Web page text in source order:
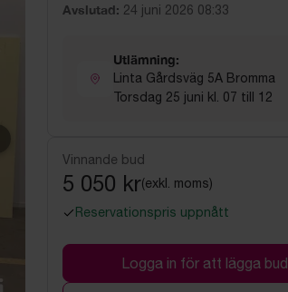
Avslutad: 24 juni 2026 08:33
Utlämning:
Linta Gårdsväg 5A Bromma
Torsdag 25 juni kl. 07 till 12
Vinnande bud
5 050 kr(exkl. moms)
Reservationspris uppnått
Logga in för att lägga bud